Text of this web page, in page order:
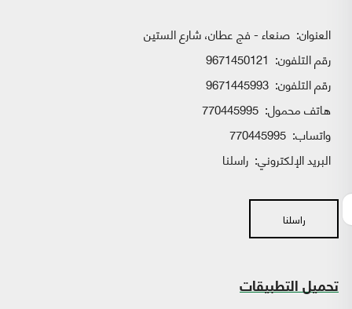
العنوان: صنعاء - فج عطان، شارع الستين
رقم التلفون: 9671450121
رقم التلفون: 9671445993
هاتف محمول: 770445995
واتساب:
البريد الإلكتروني: راسلنا
راسلنا
تحميل التطبيقات